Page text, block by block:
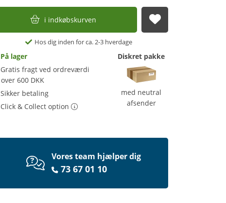
i indkøbskurven afsend
Hos dig inden for ca. 2-3 hverdage
På lager
Gratis fragt ved ordreværdi
over 600 DKK
Sikker betaling
Click & Collect option
Diskret pakke
med neutral
afsender
Vores team hjælper dig
73 67 01 10